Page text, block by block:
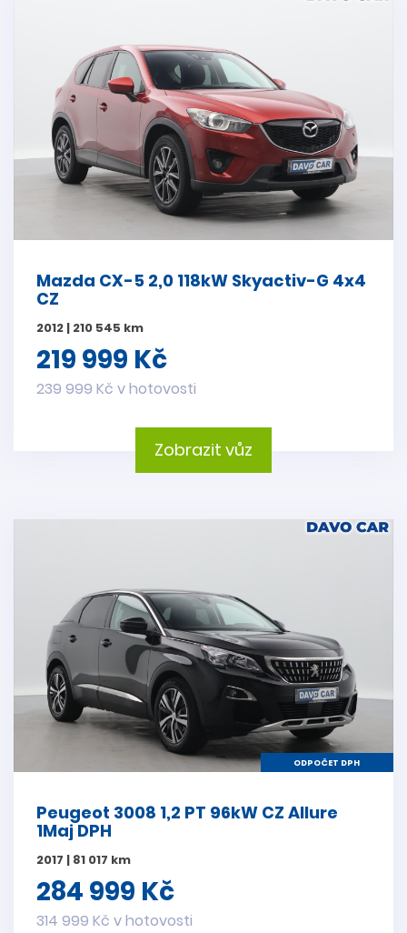
Mazda CX-5 2,0 118kW Skyactiv-G 4x4
CZ
2012 | 210 545 km
219 999 Kč
239 999 Kč v hotovosti
Zobrazit vůz
ODPOČET DPH
Peugeot 3008 1,2 PT 96kW CZ Allure
1Maj DPH
2017 | 81 017 km
284 999 Kč
314 999 Kč v hotovosti